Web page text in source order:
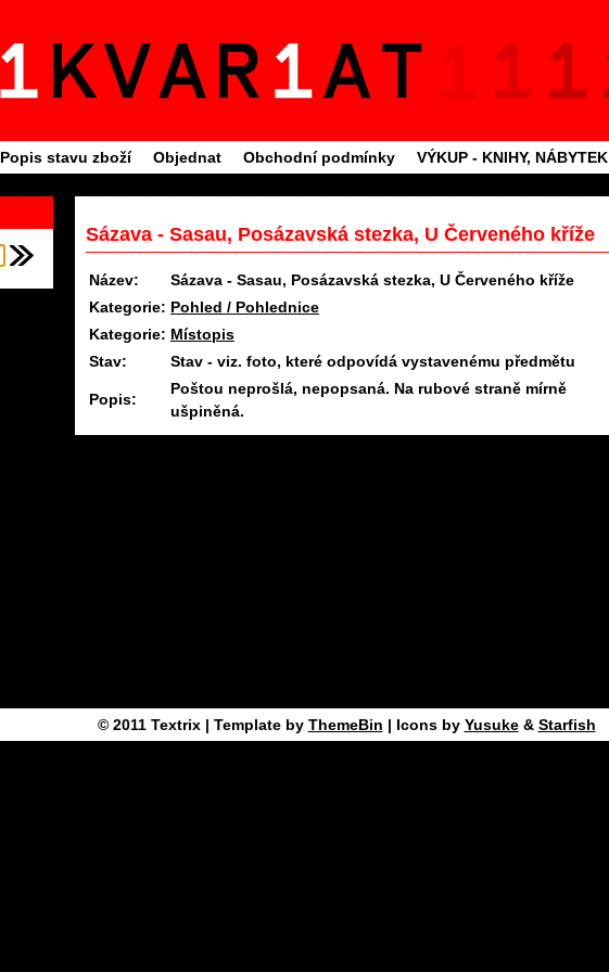
Popis stavu zboží Objednat Obchodní podmínky VÝKUP - KNIHY, NÁBYTEK
Sázava - Sasau, Posázavská stezka, U Červeného kříže
Název:
Sázava - Sasau, Posázavská stezka, U Červeného kříže
Kategorie: Pohled / Pohlednice
Kategorie: Místopis
Stav:
Stav - viz. foto, které odpovídá vystavenému předmětu
Popis:
Poštou neprošlá, nepopsaná. Na rubové straně mírně
ušpiněná.
© 2011 Textrix| Template by ThemeBin | Icons by Yusuke& Starfish